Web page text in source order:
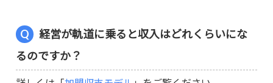
経営が軌道に乗ると収入はどれくらいにな
るのですか？